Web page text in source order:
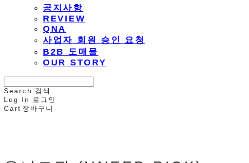
공지사항
REVIEW
QNA
사업자 회원 승인 요청
B2B 도매몰
OUR STORY
Search
검색
Log In
로그인
Cart 장바구니